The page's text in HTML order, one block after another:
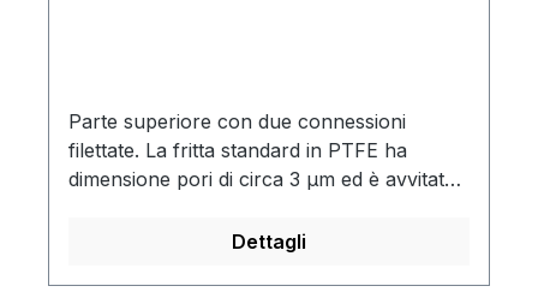
Parte superiore con due connessioni
filettate. La fritta standard in PTFE ha
dimensione pori di circa 3 µm ed è avvitata
essere scambiato con il distributore gas
Dettagli